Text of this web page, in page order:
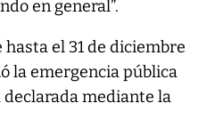
en general”.
el 31 de diciembre
la emergencia pública
mediante la